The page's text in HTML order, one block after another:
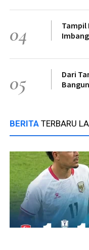
04
Tampil
05
Dari
BERITA TERBARU